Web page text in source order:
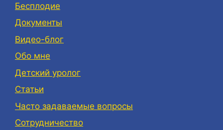
Бесплодие
Документы
Видео-блог
Обо мне
Детский уролог
Статьи
Часто задаваемые вопросы
Сотрудничество